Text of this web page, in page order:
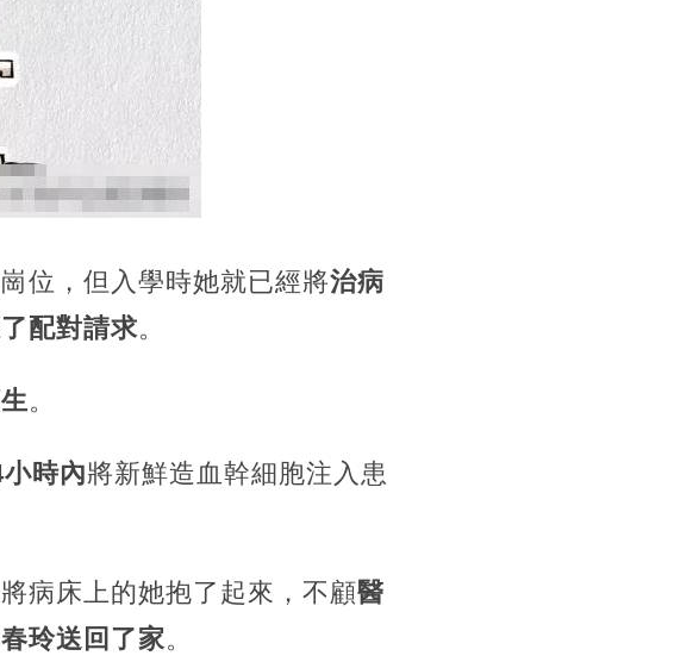
位，但入學時她就已經將治病
配對請求。
。
時內將新鮮造血幹細胞注入患
病床上的她抱了起來，不顧醫
玲送回了家。